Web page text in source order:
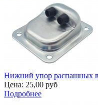
Нижний упор распашных
Цена: 25,00 руб
Подробнее